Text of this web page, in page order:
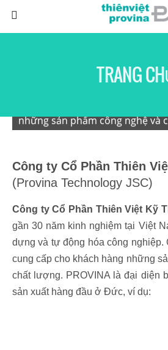
TRANG
những sản phẩm công nghệ và
Công ty Cổ Phần Thiên
(Provina Technology JSC)
Công ty Cổ Phần Thiên Việt Kỹ
gần 30 năm kinh nghiệm tại Việt
dựng và tự động hóa công nghiệp.
cung cấp cho khách hàng những
chất lượng. PROVINA là đại diện
sản xuất hàng đầu ở Đức, ví dụ: